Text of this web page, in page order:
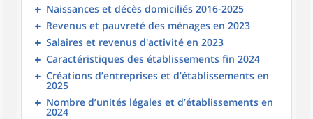
Naissances et décès domiciliés 2016-2025
Revenus et pauvreté des ménages en 2023
Salaires et revenus d'activité en 2023
Caractéristiques des établissements fin 2024
Créations d’entreprises et d’établissements en
2025
Nombre d’unités légales et d’établissements en
2024